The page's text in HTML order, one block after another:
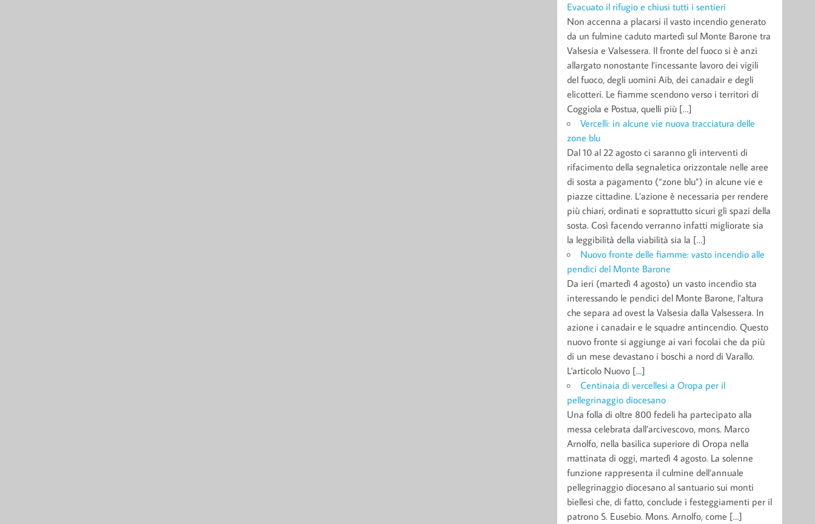
Evacuato il rifugio e chiusi tutti i sentieri
Non accenna a placarsi il vasto incendio generato
da un fulmine caduto martedì sul Monte Barone tra
Valsesia e Valsessera. Il fronte del fuoco si è anzi
allargato nonostante l’incessante lavoro dei vigili
del fuoco, degli uomini Aib, dei canadair e degli
elicotteri. Le fiamme scendono verso i territori di
Coggiola e Postua, quelli più […]
Vercelli: in alcune vie nuova tracciatura delle
zone blu
Dal 10 al 22 agosto ci saranno gli interventi di
rifacimento della segnaletica orizzontale nelle aree
di sosta a pagamento (“zone blu”) in alcune vie e
piazze cittadine. L’azione è necessaria per rendere
più chiari, ordinati e soprattutto sicuri gli spazi della
sosta. Così facendo verranno infatti migliorate sia
la leggibilità della viabilità sia la […]
Nuovo fronte delle fiamme: vasto incendio alle
pendici del Monte Barone
Da ieri (martedì 4 agosto) un vasto incendio sta
interessando le pendici del Monte Barone, l’altura
che separa ad ovest la Valsesia dalla Valsessera. In
azione i canadair e le squadre antincendio. Questo
nuovo fronte si aggiunge ai vari focolai che da più
di un mese devastano i boschi a nord di Varallo.
L'articolo Nuovo […]
Centinaia di vercellesi a Oropa per il
pellegrinaggio diocesano
Una folla di oltre 800 fedeli ha partecipato alla
messa celebrata dall’arcivescovo, mons. Marco
Arnolfo, nella basilica superiore di Oropa nella
mattinata di oggi, martedì 4 agosto. La solenne
funzione rappresenta il culmine dell’annuale
pellegrinaggio diocesano al santuario sui monti
biellesi che, di fatto, conclude i festeggiamenti per il
patrono S. Eusebio. Mons. Arnolfo, come […]